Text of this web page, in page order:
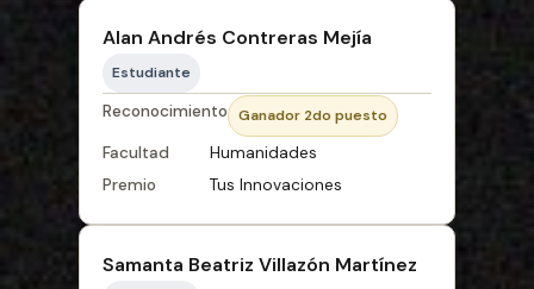
Alan Andrés Contreras Mejía
Estudiante
Reconocimiento Ganador 2do puesto
Facultad
Humanidades
Premio
Tus Innovaciones
Samanta Beatriz Villazón Martínez